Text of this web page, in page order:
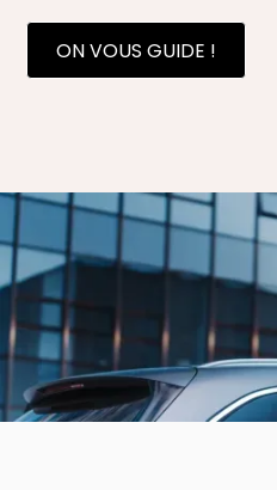
ON VOUS GUIDE !